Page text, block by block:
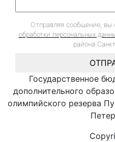
Отправляя сообщение, вы
обработки персональных
района
Государственное
дополнительного
олимпийского резерва